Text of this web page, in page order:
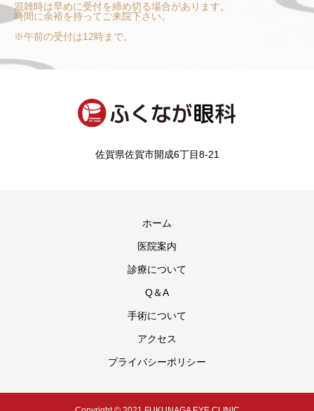
混雑時は早めに受付を締め切る場合があります。
時間に余裕を持ってご来院下さい。
※午前の受付は12時まで。
佐賀県佐賀市開成6丁目8-21
ホーム
医院案内
診療について
Q＆A
手術について
アクセス
プライバシーポリシー